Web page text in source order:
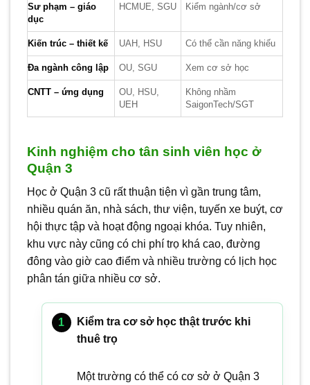
Sư phạm – giáo
dục
HCMUE, SGU Kiểm ngành/cơ sở
Kiến trúc – thiết kế UAH, HSU Có thể cần năng khiếu
Đa ngành công lập OU, SGU Xem cơ sở học
CNTT – ứng dụng
OU, HSU,
UEH
Không nhầm
SaigonTech/SGT
Kinh nghiệm cho tân sinh viên học ở
Quận 3
Học ở Quận 3 cũ rất thuận tiện vì gần trung tâm,
nhiều quán ăn, nhà sách, thư viện, tuyến xe buýt, cơ
hội thực tập và hoạt động ngoại khóa. Tuy nhiên,
khu vực này cũng có chi phí trọ khá cao, đường
đông vào giờ cao điểm và nhiều trường có lịch học
phân tán giữa nhiều cơ sở.
Kiểm tra cơ sở học thật trước khi
thuê trọ
Một trường có thể có cơ sở ở Quận 3